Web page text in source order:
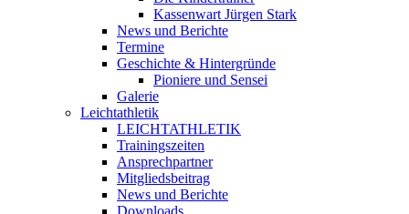
Kassenwart Jürgen Stark
News und Berichte
Termine
Geschichte & Hintergründe
Pioniere und Sensei
Galerie
Leichtathletik
LEICHTATHLETIK
Trainingszeiten
Ansprechpartner
Mitgliedsbeitrag
News und Berichte
Downloads